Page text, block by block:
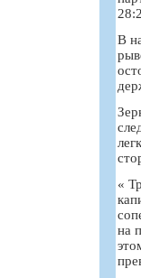
В
«
на